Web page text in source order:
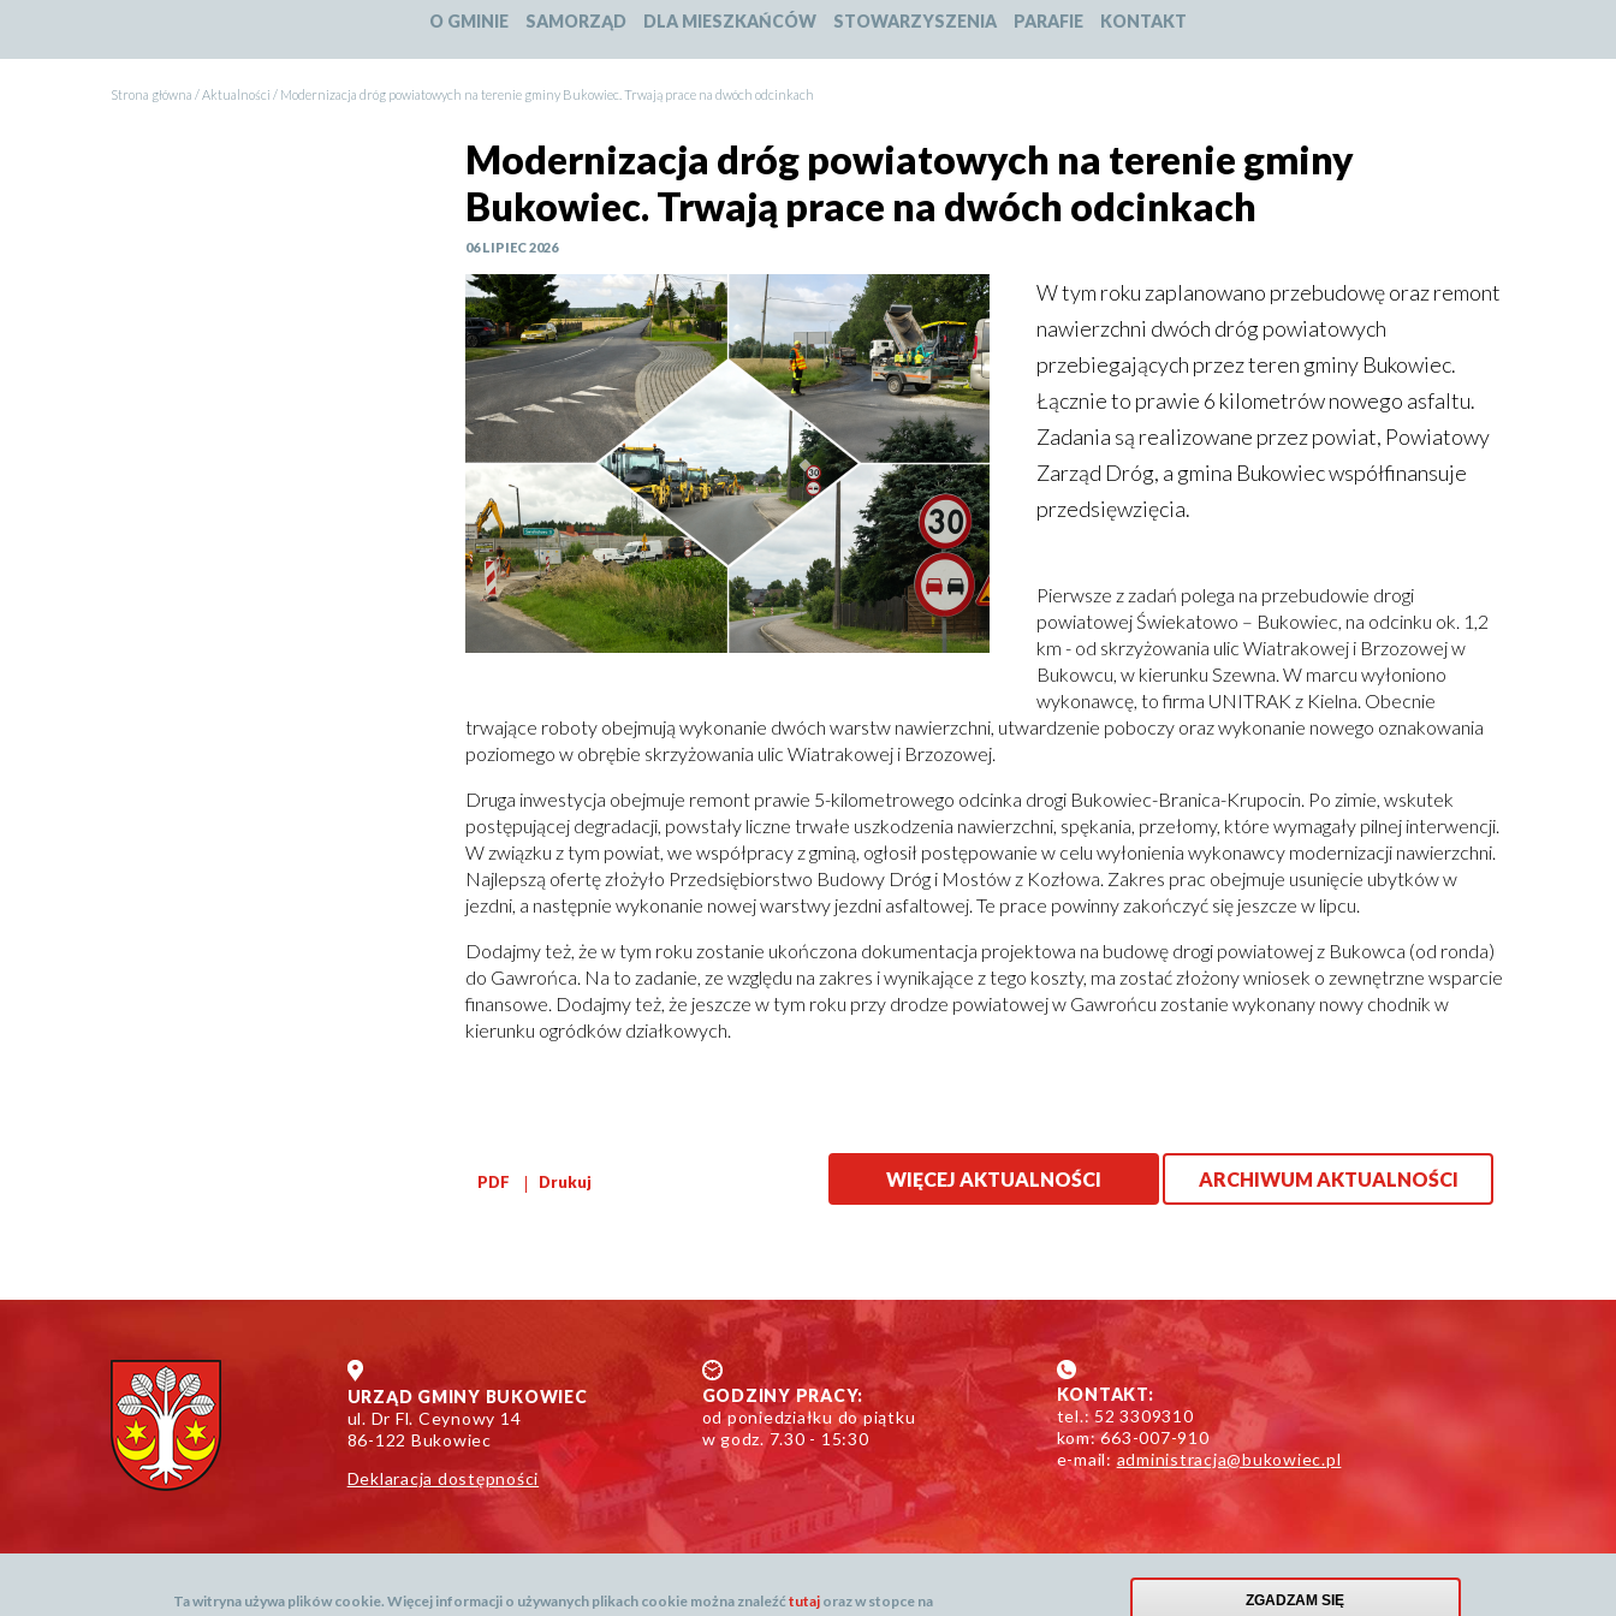
1
2
4
O GMINIE SAMORZĄD DLA MIESZKAŃCÓW STOWARZYSZENIA PARAFIE KONTAKT
Strona główna Aktualności Modernizacja dróg powiatowych na terenie gminy Bukowiec. Trwają prace na dwóch odcinkach
Modernizacja dróg powiatowych na terenie gminy
Bukowiec. Trwają prace na dwóch odcinkach
06 LIPIEC 2026
W tym roku zaplanowano przebudowę oraz remont
nawierzchni dwóch dróg powiatowych
przebiegających przez teren gminy Bukowiec.
Łącznie to prawie 6 kilometrów nowego asfaltu.
Zadania są realizowane przez powiat, Powiatowy
Zarząd Dróg, a gmina Bukowiec współfinansuje
przedsięwzięcia.
Pierwsze z zadań polega na przebudowie drogi
powiatowej Świekatowo – Bukowiec, na odcinku ok. 1,2
km - od skrzyżowania ulic Wiatrakowej i Brzozowej w
Bukowcu, w kierunku Szewna. W marcu wyłoniono
wykonawcę, to firma UNITRAK z Kielna. Obecnie
trwające roboty obejmują wykonanie dwóch warstw nawierzchni, utwardzenie poboczy oraz wykonanie nowego oznakowania
poziomego w obrębie skrzyżowania ulic Wiatrakowej i Brzozowej.
Druga inwestycja obejmuje remont prawie 5-kilometrowego odcinka drogi Bukowiec-Branica-Krupocin. Po zimie, wskutek
postępującej degradacji, powstały liczne trwałe uszkodzenia nawierzchni, spękania, przełomy, które wymagały pilnej interwencji.
W związku z tym powiat, we współpracy z gminą, ogłosił postępowanie w celu wyłonienia wykonawcy modernizacji nawierzchni.
Najlepszą ofertę złożyło Przedsiębiorstwo Budowy Dróg i Mostów z Kozłowa. Zakres prac obejmuje usunięcie ubytków w
jezdni, a następnie wykonanie nowej warstwy jezdni asfaltowej. Te prace powinny zakończyć się jeszcze w lipcu.
Dodajmy też, że w tym roku zostanie ukończona dokumentacja projektowa na budowę drogi powiatowej z Bukowca (od ronda)
do Gawrońca. Na to zadanie, ze względu na zakres i wynikające z tego koszty, ma zostać złożony wniosek o zewnętrzne wsparcie
finansowe. Dodajmy też, że jeszcze w tym roku przy drodze powiatowej w Gawrońcu zostanie wykonany nowy chodnik w
kierunku ogródków działkowych.
PDF Drukuj WIĘCEJ AKTUALNOŚCI ARCHIWUM AKTUALNOŚCI
URZĄD GMINY BUKOWIEC
ul. Dr Fl. Ceynowy 14
86-122 Bukowiec
Deklaracja dostępności
GODZINY PRACY:
od poniedziałku do piątku
w godz. 7.30 - 15:30
KONTAKT:
tel.: 52 3309310
kom: 663-007-910
e-mail: administracja@bukowiec.pl
Mapa serwisu Created by
Ta witryna używa plików cookie. Więcej informacji o używanych plikach cookie można znaleźćtutaj oraz w stopce na
ZGADZAM SIĘ